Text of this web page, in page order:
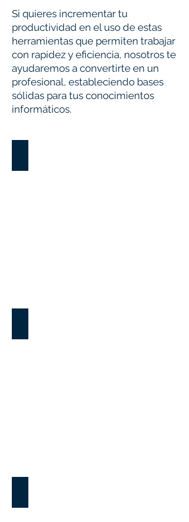
Si quieres incrementar tu
productividad en el uso de estas
herramientas que permiten trabajar
con rapidez y eficiencia, nosotros te
ayudaremos a convertirte en un
profesional, estableciendo bases
sólidas para tus conocimientos
informáticos.